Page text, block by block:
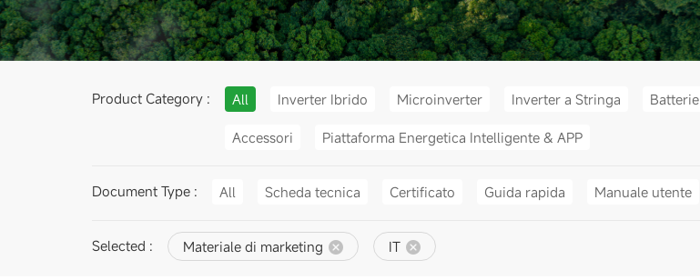
Product Category : All Inverter Ibrido Microinverter Inverter a Stringa Batterie
Accessori Piattaforma Energetica Intelligente & APP
Document Type : All Scheda tecnica Certificato Guida rapida Manuale utente
Selected : Materiale di marketing IT